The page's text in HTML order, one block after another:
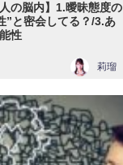
の脳内】1.曖昧態度の
”と密会してる？/3.あ
性
莉瑠